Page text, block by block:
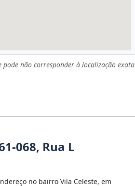
pode não corresponder à localização exata
068, Rua L
no bairro Vila Celeste, em